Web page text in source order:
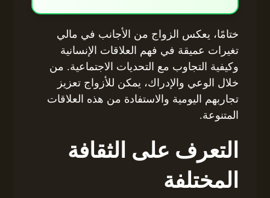
ختامًا، يعكس الزواج من الأجانب في مالي
تغيرات عميقة في فهم العلاقات الإنسانية
وكيفية التجاوب مع التحديات الاجتماعية. من
خلال الوعي والإدراك، يمكن للأزواج تعزيز
تجاربهم اليومية والاستفادة من هذه العلاقات
المتنوعة.
التعرف على الثقافة
المختلفة